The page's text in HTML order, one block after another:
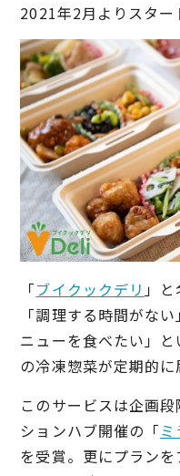
2021年2月よりスター
「ブイクックデリ 」
「調理する時間がな
ニューを食べたい」
の冷凍惣菜が定期的に
このサービスは企画
ションハブ開催の「
を受賞。更にプラン